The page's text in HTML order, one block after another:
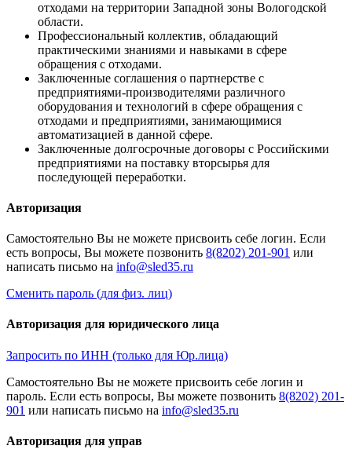
отходами на территории Западной зоны Вологодской
области.
Профессиональный коллектив, обладающий
практическими знаниями и навыками в сфере
обращения с отходами.
Заключенные соглашения о партнерстве с
предприятиями-производителями различного
оборудования и технологий в сфере обращения с
отходами и предприятиями, занимающимися
автоматизацией в данной сфере.
Заключенные долгосрочные договоры с Российскими
предприятиями на поставку вторсырья для
последующей переработки.
Авторизация
Cамостоятельно Вы не можете присвоить себе логин. Если
есть вопросы, Вы можете позвонить 8(8202) 201-901 или
написать письмо на
Сменить пароль (для физ. лиц)
Авторизация для юридического лица
Запросить по ИНН (только для Юр.лица)
Cамостоятельно Вы не можете присвоить себе логин и
пароль. Если есть вопросы, Вы можете позвонить 8(8202) 201-
901 или написать письмо на
Авторизация для управ